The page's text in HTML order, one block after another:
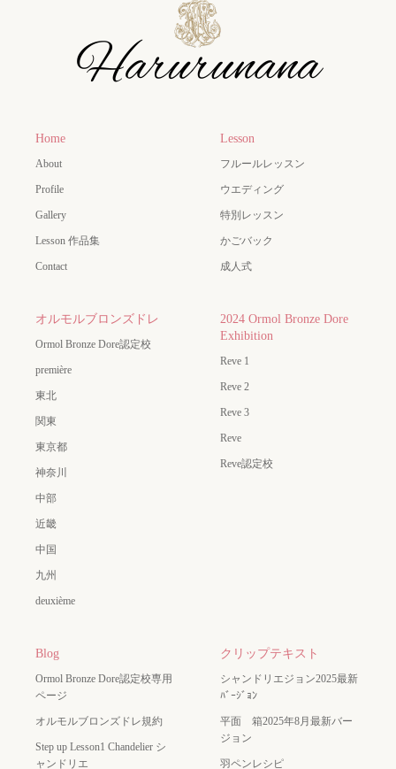
Home
About
Profile
Gallery
Lesson 作品集
Contact
Lesson
フルールレッスン
ウエディング
特別レッスン
かごバック
成人式
オルモルブロンズドレ
Ormol Bronze Dore認定校
première
東北
関東
東京都
神奈川
中部
近畿
中国
九州
deuxième
2024 Ormol Bronze Dore
Exhibition
Reve 1
Reve 2
Reve 3
Reve
Reve認定校
Blog
Ormol Bronze Dore認定校専用
ページ
オルモルブロンズドレ規約
Step up Lesson1 Chandelier シ
ャンドリエ
クリップテキスト
シャンドリエジョン2025最新
ﾊﾞｰｼﾞｮﾝ
平面 箱2025年8月最新バー
ジョン
羽ペンレシピ